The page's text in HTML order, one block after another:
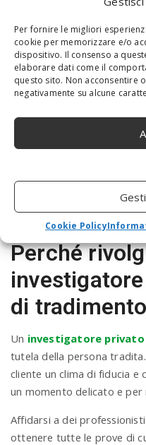
Per fornire le migliori
cookie per memorizzare e/o
dispositivo. Il consenso a
elaborare dati come il
questo sito. Non acconsentire
negativamente su alcune
Cookie Policy
Un investigatore privato
raccogliere prove che
materiale ottenuto
per ottenere un assegno
o l’estinzione dello stesso,
casi limite) e prove per il
la massima attenzione alla
Perché
di
Un investigatore privato
tutela della persona
cliente un clima di fiducia e
un momento delicato e per
Affidarsi a dei
ottenere tutte le prove di